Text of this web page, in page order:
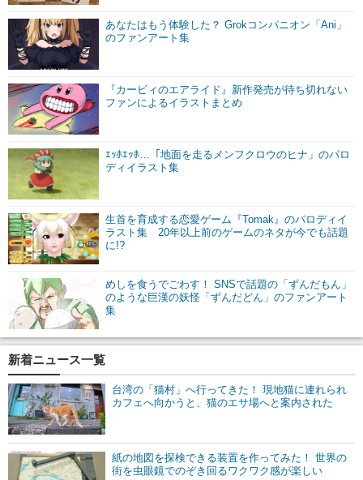
あなたはもう体験した？ Grokコンパニオン「Ani」
のファンアート集
『カービィのエアライド』新作発売が待ち切れない
ファンによるイラストまとめ
ｴｯﾎｴｯﾎ…「地面を走るメンフクロウのヒナ」のパロ
ディイラスト集
生首を育成する恋愛ゲーム『Tomak』のパロディイ
ラスト集 20年以上前のゲームのネタが今でも話題
に!?
めしを食うでごわす！ SNSで話題の「ずんだもん」
のような巨漢の妖怪「ずんだどん」のファンアート
集
新着ニュース一覧
台湾の「猫村」へ行ってきた！ 現地猫に連れられ
カフェへ向かうと、猫のエサ場へと案内された
紙の地図を探検できる装置を作ってみた！ 世界の
街を虫眼鏡でのぞき回るワクワク感が楽しい